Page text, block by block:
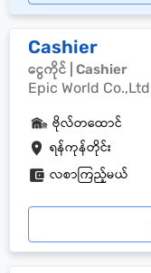
Cashier
ငွေကိုင် | Cashier
Epic World Co.,Ltd
ရန်ကုန်တိုင်း
ဗိုလ်တထောင်
လစာကြည့်မယ်